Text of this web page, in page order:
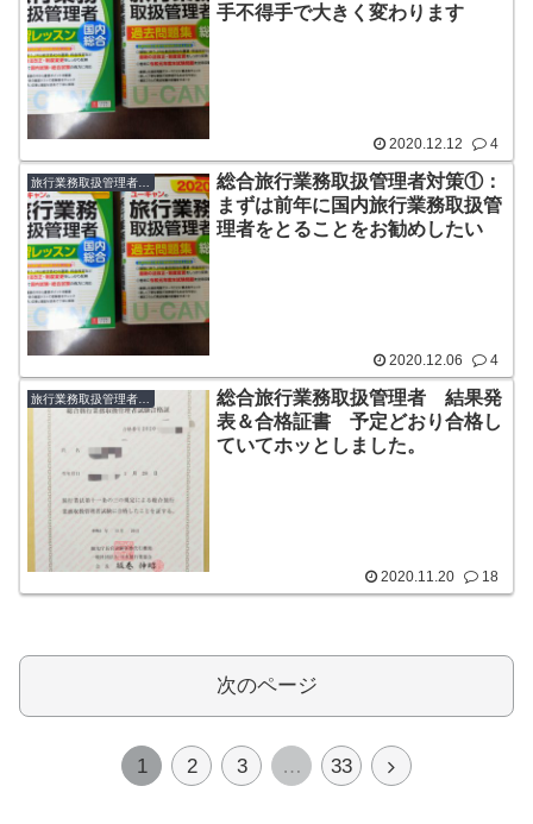
手不得手で大きく変わります
2020.12.12 4
総合旅行業務取扱管理者対策①：
まずは前年に国内旅行業務取扱管
理者をとることをお勧めしたい
2020.12.06 4
総合旅行業務取扱管理者 結果発
表＆合格証書 予定どおり合格し
ていてホッとしました。
2020.11.20 18
次のページ
1 2 3 … 33
次